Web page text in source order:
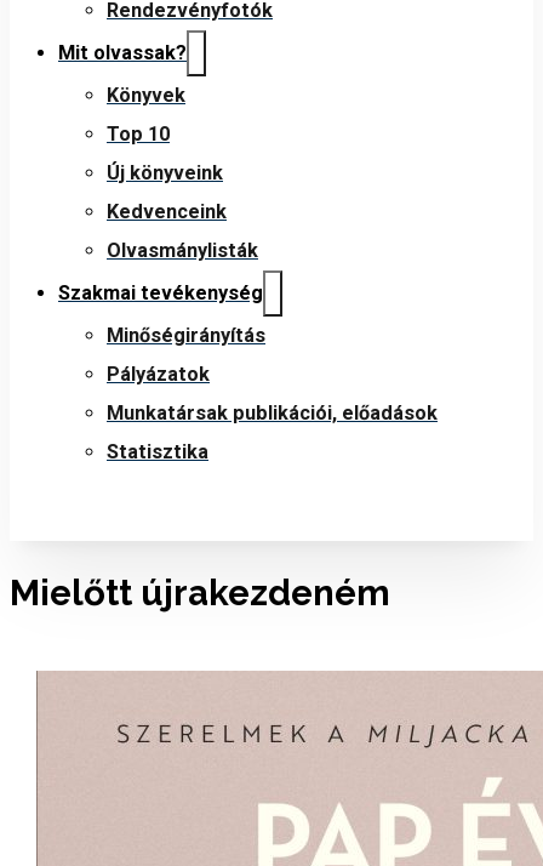
Rendezvényfotók
Mit olvassak?
Könyvek
Top 10
Új könyveink
Kedvenceink
Olvasmánylisták
Szakmai tevékenység
Minőségirányítás
Pályázatok
Munkatársak publikációi, előadások
Statisztika
Mielőtt újrakezdeném